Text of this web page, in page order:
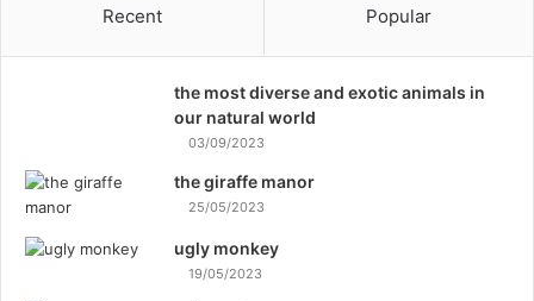
Recent Popular
the most diverse and exotic animals in
our natural world
03/09/2023
the giraffe manor
25/05/2023
ugly monkey
19/05/2023